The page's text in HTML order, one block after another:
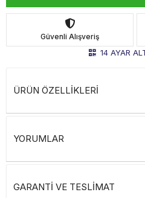
Güvenli Alışveriş
14 AYAR
ÜRÜN ÖZELLİKLERİ
YORUMLAR
GARANTİ VE TESLİMAT